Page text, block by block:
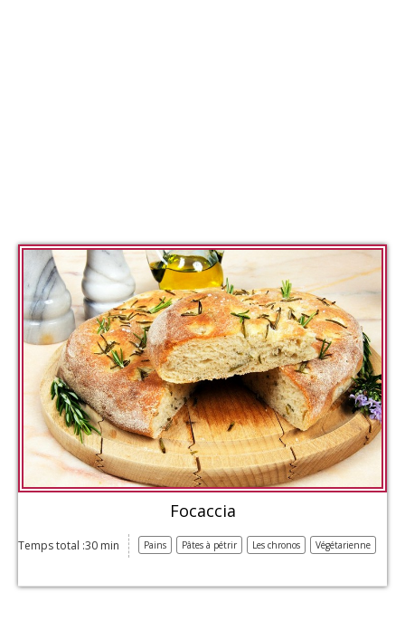
Focaccia
Temps total :30 min Pains Pâtes à pétrir Les chronos Végétarienne